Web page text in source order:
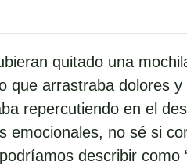
quitado una
que arrastraba dolores
repercutiendo en el
no sé si
describir como